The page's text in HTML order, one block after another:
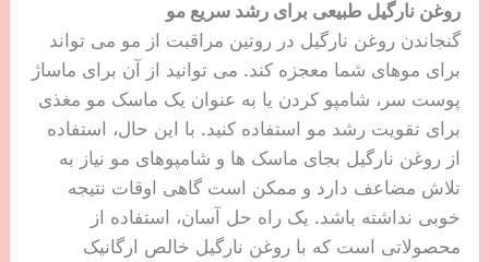
روغن نارگیل طبیعی برای رشد سریع مو
گنجاندن روغن نارگیل در روتین مراقبت از مو می تواند
برای موهای شما معجزه کند. می توانید از آن برای ماساژ
پوست سر، شامپو کردن یا به عنوان یک ماسک مو مغذی
برای تقویت رشد مو استفاده کنید. با این حال، استفاده
از روغن نارگیل بجای ماسک ها و شامپوهای مو نیاز به
تلاش مضاعف دارد و ممکن است گاهی اوقات نتیجه
خوبی نداشته باشد. یک راه حل آسان، استفاده از
محصولاتی است که با روغن نارگیل خالص ارگانیک